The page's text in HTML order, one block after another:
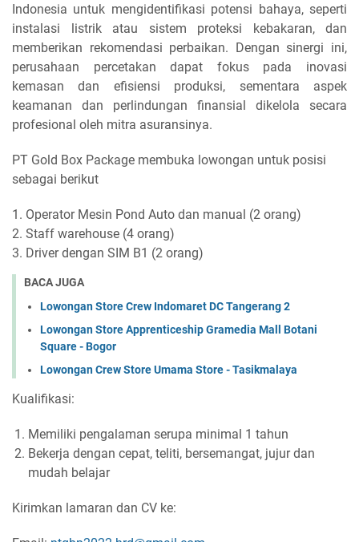
Indonesia untuk mengidentifikasi potensi bahaya, seperti
instalasi listrik atau sistem proteksi kebakaran, dan
memberikan rekomendasi perbaikan. Dengan sinergi ini,
perusahaan percetakan dapat fokus pada inovasi
kemasan dan efisiensi produksi, sementara aspek
keamanan dan perlindungan finansial dikelola secara
profesional oleh mitra asuransinya.
PT Gold Box Package membuka lowongan untuk posisi
sebagai berikut
1. Operator Mesin Pond Auto dan manual (2 orang)
2. Staff warehouse (4 orang)
3. Driver dengan SIM B1 (2 orang)
BACA JUGA
Lowongan Store Crew Indomaret DC Tangerang 2
Lowongan Store Apprenticeship Gramedia Mall Botani
Square - Bogor
Lowongan Crew Store Umama Store - Tasikmalaya
Kualifikasi:
Memiliki pengalaman serupa minimal 1 tahun
Bekerja dengan cepat, teliti, bersemangat, jujur dan
mudah belajar
Kirimkan lamaran dan CV ke: